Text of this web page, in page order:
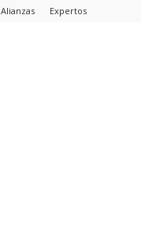
Alianzas Expertos